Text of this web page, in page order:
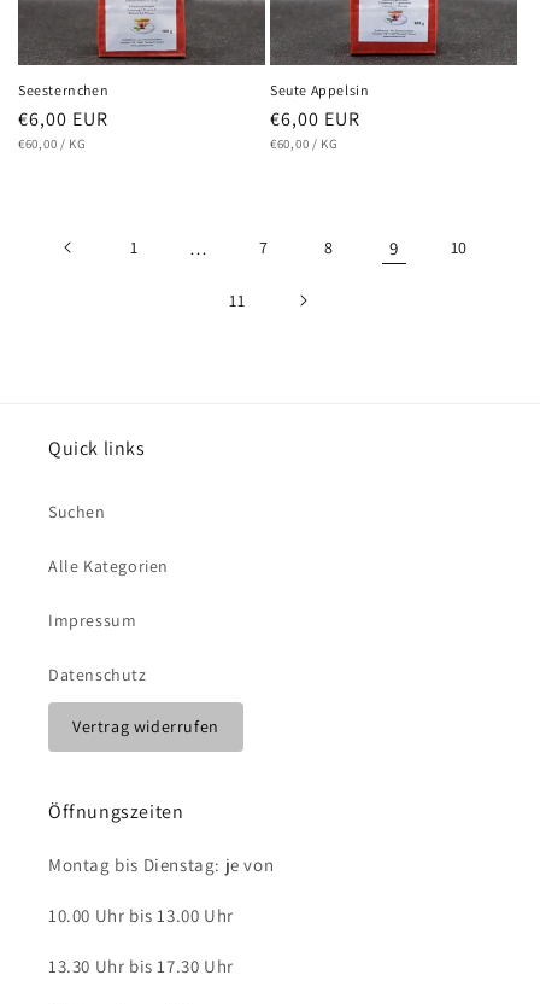
Seesternchen
Normaler
Preis
€6,00 EUR
GRUNDPREIS
€60,00 / PRO
KG
Seute Appelsin
Normaler
Preis
€6,00 EUR
GRUNDPREIS
€60,00 / PRO
KG
1 … 7 8 9 10
11
Quick links
Suchen
Alle Kategorien
Impressum
Datenschutz
Vertrag widerrufen
Öffnungszeiten
Montag bis Dienstag: je von
10.00 Uhr bis 13.00 Uhr
13.30 Uhr bis 17.30 Uhr